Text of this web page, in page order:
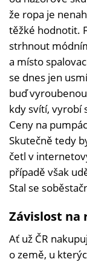
že ropa je
těžké hodnotit.
strhnout
a místo
se dnes jen
buď
kdy svítí, vyrobí
Ceny na
Skutečně tedy
četl v
případě však
Stal se
Závislost na
Ať už ČR
o země, u